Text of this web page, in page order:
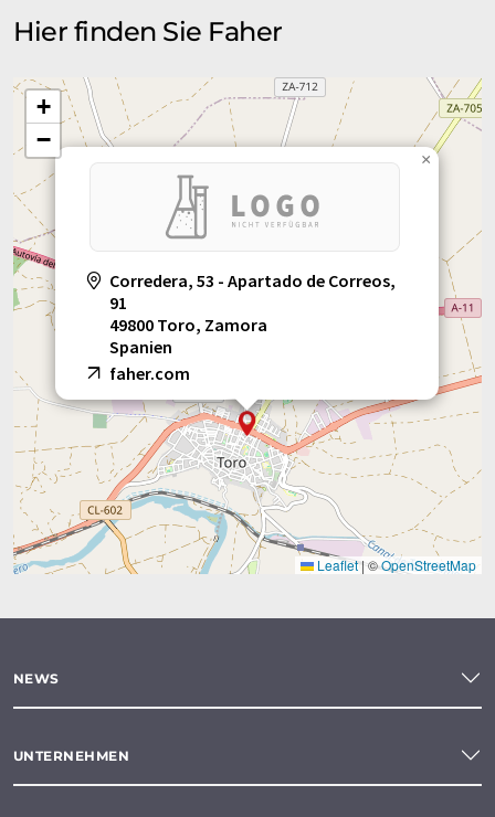
Hier finden Sie Faher
Corredera, 53 - Apartado de Correos,
91
49800 Toro, Zamora
Spanien
faher.com
×
+
−
Leaflet|©OpenStreetMap
NEWS
UNTERNEHMEN